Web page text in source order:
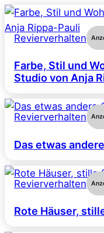
Revierverhalten
Farbe, Stil und
Studio von Anja
Revierverhalten
Das etwas
Revierverhalten
Rote Häuser,